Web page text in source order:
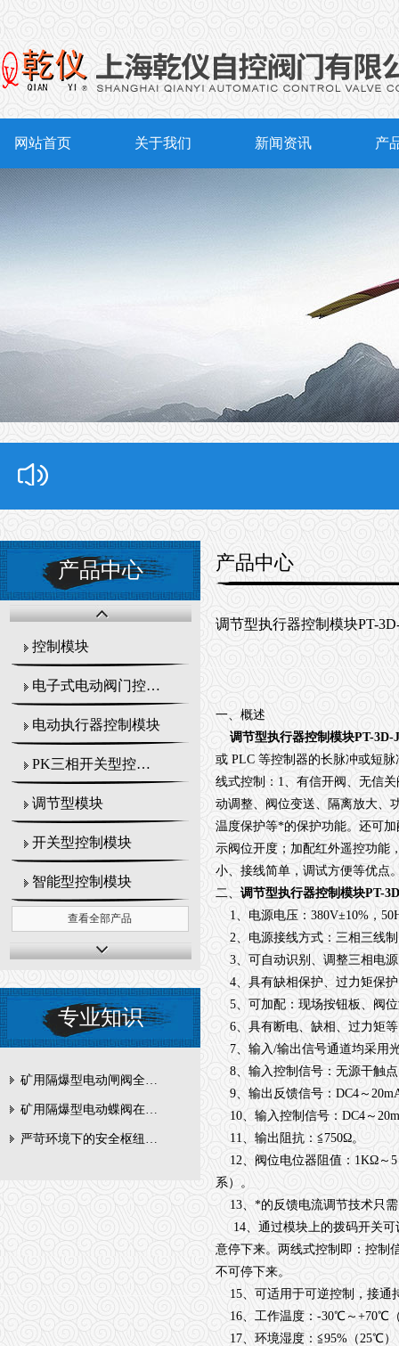
网站首页 关于我们 新闻资讯 产
产品中心
控制模块
电子式电动阀门控制器
电动执行器控制模块
PK三相开关型控制模块
调节型模块
开关型控制模块
智能型控制模块
查看全部产品
专业知识
矿用隔爆型电动闸阀全周期维护与故障排查要点
矿用隔爆型电动蝶阀在瓦斯管道控制中的防爆设计与安全标准解析
严苛环境下的安全枢纽：矿用隔爆型电动闸阀的技术剖析
产品中心
调节型执行器控制模块PT-
一、概述
调节型执行器控制模块PT-3D-
或 PLC 等控制器的长脉冲或短
线式控制：1、有信开阀、无信
动调整、阀位变送、隔离放大、
温度保护等*的保护功能。还可
示阀位开度；加配红外遥控功能
小、接线简单，调试方便等优点
二、 调节型执行器控制模块PT-
1、电源电压：380V±10%，
2、电源接线方式：三相三线
3、可自动识别、调整三相电
4、具有缺相保护、过力矩保
5、可加配：现场按钮板、阀
6、具有断电、缺相、过力矩
7、输入/输出信号通道均采用
8、输入控制信号：无源干触点
9、输出反馈信号：DC4～
10、输入控制信号：DC4～
11、输出阻抗：≦750Ω。
12、阀位电位器阻值：1KΩ～
系）。
13、*的反馈电流调节技术只需
14、通过模块上的拨码开关可
意停下来。两线式控制即：控制
不可停下来。
15、可适用于可逆控制，接通
16、工作温度：-30℃～+70℃
17、环境湿度：≦95%（25℃）